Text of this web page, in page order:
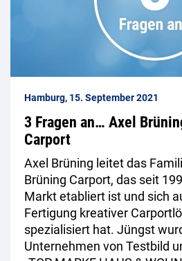
Hamburg, 15. September 2021
3 Fragen an… Axel
Carport
Axel Brüning leitet das
Brüning Carport, das seit
Markt etabliert ist und sich
Fertigung kreativer
spezialisiert hat. Jüngst
Unternehmen von Testbild